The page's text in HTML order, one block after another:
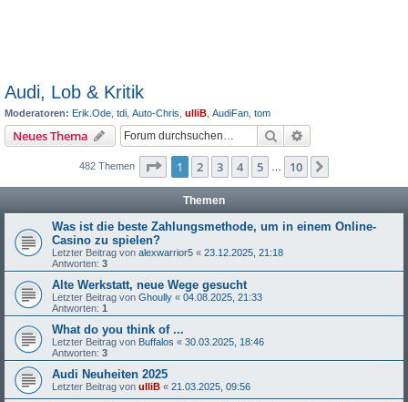
Audi, Lob & Kritik
Moderatoren: Erik.Ode tdi Auto-Chris ulliB AudiFan tom
Neues Thema Suche
482 Themen Seite 1von 10
1 2 3 4 5 10
Themen
Was ist die beste Zahlungsmethode, um in einem Online-
Casino zu spielen?
Letzter Beitrag von alexwarrior5 « 23.12.2025, 21:18
Antworten: 3
Alte Werkstatt, neue Wege gesucht
Letzter Beitrag von Ghoully « 04.08.2025, 21:33
Antworten: 1
What do you think of ...
Letzter Beitrag von Buffalos « 30.03.2025, 18:46
Antworten: 3
Audi Neuheiten 2025
Letzter Beitrag von ulliB « 21.03.2025, 09:56